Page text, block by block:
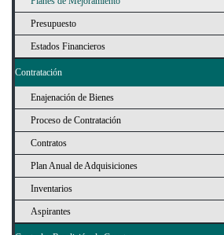
Presupuesto
Estados Financieros
Contratación
Enajenación de Bienes
Proceso de Contratación
Contratos
Plan Anual de Adquisiciones
Inventarios
Aspirantes